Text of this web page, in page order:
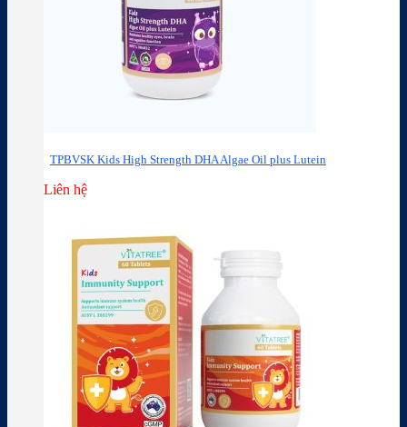
TPBVSK Kids High Strength DHA Algae Oil plus Lutein
Liên hệ